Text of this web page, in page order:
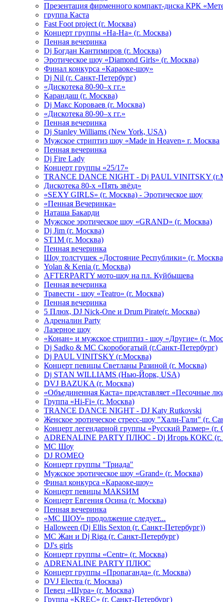
Презентация фирменного компакт-диска КРК
группа Каста
Fast Foot project (г. Москва)
Концерт группы «На-На» (г. Москва)
Пенная вечеринка
Dj Богдан Кантимиров (г. Москва)
Эротическое шоу «Diamond Girls» (г. Москва)
Финал конкурса «Караоке-шоу»
Dj Nil (г. Санкт-Петербург)
«Дискотека 80-90–х гг.»
Карандаш (г. Москва)
Dj Макс Короваев (г. Москва)
«Дискотека 80-90–х гг.»
Пенная вечеринка
Dj Stanley Williams (New York, USA)
Мужское стриптиз шоу «Made in Heaven» г. Москва
Пенная вечеринка
Dj Fire Lady
Концерт группы «25/17»
TRANCE DANCE NIGHT - Dj PAUL VINITSKY
Дискотека 80-х «Пять звёзд»
«SEXY GIRLS» (г. Москва) - Эротическое шоу
«Пенная Вечеринка»
Hаташа Бакарди
Мужское эротическое шоу «GRAND» (г. Москва)
Dj Jim (г. Москва)
ST1M (г. Москва)
Пенная вечеринка
Шоу толстушек «Достояние Республики» (г.
Yolan & Kenia (г. Москва)
AFTERPARTY мото-шоу на пл. Куйбышева
Пенная вечеринка
Травести - шоу «Teatro» (г. Москва)
Пенная вечеринка
5 Плюх, DJ Nick-One и Drum Pirate(г. Москва)
Адреналин Party
Лазерное шоу
«Конан» и мужское стриптиз - шоу «Другие» (г.
Dj Sadko & МС Скоробогатый (г.Санкт-Петербург)
Dj PAUL VINITSKY (г.Москва)
Концерт певицы Светланы Разиной (г. Москва)
Dj STAN WILLIAMS (Нью-Йорк, USA)
DVJ BAZUKA (г. Москва)
«Объединенная Каста» представляет «Песочные
Группа «Hi-Fi» (г. Москва)
TRANCE DANCE NIGHT - DJ Katy Rutkovski
Женское эротическое стресс-шоу "Хали-Гали" (г.
Концерт легендарной группы «Русский Размер» (г.
ADRENALINE PARTY ПЛЮС - Dj Игорь КОКС (г.
MC Шоу
DJ ROMEO
Концерт группы "Триада"
Мужское эротическое шоу «Grand» (г. Москва)
Финал конкурса «Караоке-шоу»
Концерт певицы МАКSИМ
Концерт Евгения Осина (г. Москва)
Пенная вечеринка
«МС ШОУ» продолжение следует...
Halloween (Dj Ellis Sexton (г. Санкт-Петербург))
МС Жан и Dj Riga (г. Санкт-Петербург)
DJ's girls
Концерт группы «Centr» (г. Москва)
ADRENALINE PARTY ПЛЮС
Концерт группы «Пропаганда» (г. Москва)
DVJ Electra (г. Москва)
Певец «Шура» (г. Москва)
Группа «KREC» (г. Санкт-Петербург)